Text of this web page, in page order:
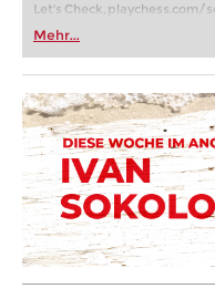
Let's Check, playchess.com/
Mehr...